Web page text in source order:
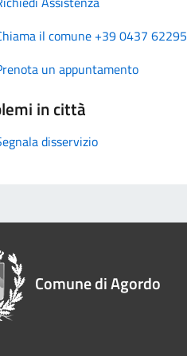
il comune +39 0437 62295
un appuntamento
in città
disservizio
Comune di Agordo